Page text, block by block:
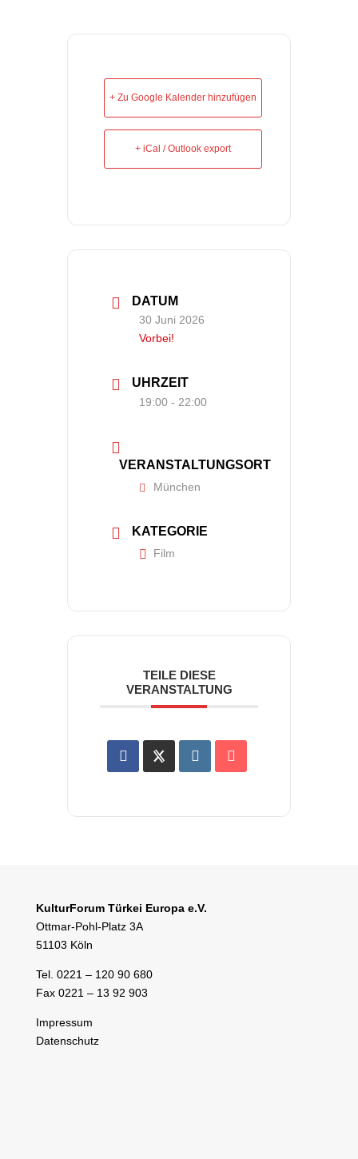
+ Zu Google Kalender hinzufügen
+ iCal / Outlook export
DATUM
30 Juni 2026
Vorbei!
UHRZEIT
19:00 - 22:00
VERANSTALTUNGSORT
München
KATEGORIE
Film
TEILE DIESE
VERANSTALTUNG
KulturForum Türkei Europa e.V.
Ottmar-Pohl-Platz 3A
51103 Köln
Tel. 0221 – 120 90 680
Fax 0221 – 13 92 903
Impressum
Datenschutz